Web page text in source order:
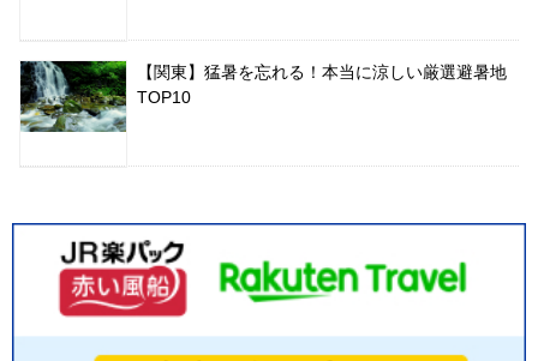
【関東】猛暑を忘れる！本当に涼しい厳選避暑地
TOP10